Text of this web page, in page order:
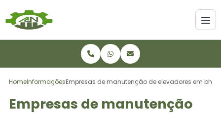
HomeInformaçõesEmpresas de manutenção de elevadores em bh
Empresas de manutenção